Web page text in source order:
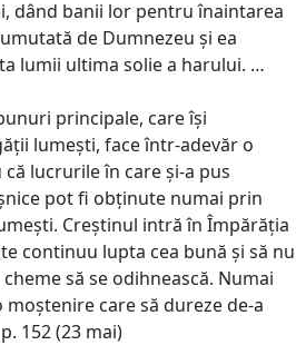
dând banii lor pentru înaintarea
de Dumnezeu și ea
lumii ultima solie a harului. …
principale, care își
lumești, face într-adevăr o
lucrurile în care și-a pus
pot fi obținute numai prin
Creștinul intră în Împărăția
continuu lupta cea bună și să nu
să se odihnească. Numai
care să dureze de-a
152 (23 mai)